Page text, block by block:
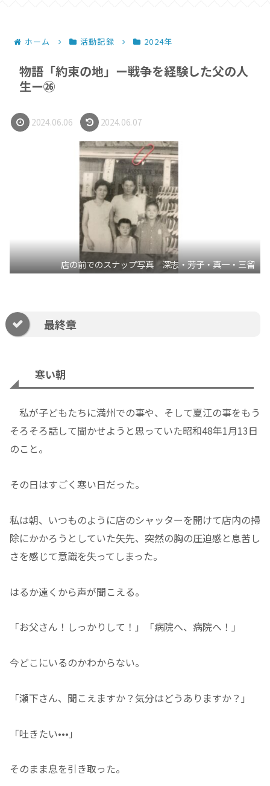
ホーム 活動記録 2024年
物語「約束の地」ー戦争を経験した父の人
生ー㉖
2024.06.06 2024.06.07
店の前でのスナップ写真 深志・芳子・真一・三留
最終章
寒い朝
私が子どもたちに満州での事や、そして夏江の事をもう
そろそろ話して聞かせようと思っていた昭和48年1月13日
のこと。
その日はすごく寒い日だった。
私は朝、いつものように店のシャッターを開けて店内の掃
除にかかろうとしていた矢先、突然の胸の圧迫感と息苦し
さを感じて意識を失ってしまった。
はるか遠くから声が聞こえる。
「お父さん！しっかりして！」「病院へ、病院へ！」
今どこにいるのかわからない。
「瀬下さん、聞こえますか？気分はどうありますか？」
「吐きたい•••」
そのまま息を引き取った。